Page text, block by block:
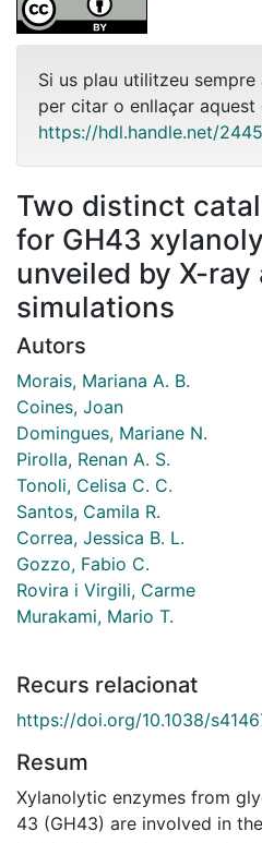
Si us plau utilitzeu
per citar o enllaçar aquest
https://hdl.handle.net/
Two distinct
for GH43
unveiled by X-ray
simulations
Autors
Morais, Mariana A. B.
Coines, Joan
Domingues, Mariane N.
Pirolla, Renan A. S.
Tonoli, Celisa C. C.
Santos, Camila R.
Correa, Jessica B. L.
Gozzo, Fabio C.
Rovira i Virgili, Carme
Murakami, Mario T.
Recurs relacionat
https://doi.org/10.1038/
Resum
Xylanolytic enzymes from
43 (GH43) are involved in